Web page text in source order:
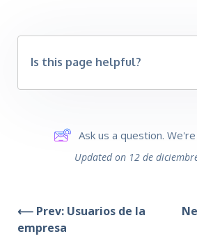
Is this page helpful?
Ask us a question.
Updated on 12 de
⟵ Prev: Usuarios de la
empresa